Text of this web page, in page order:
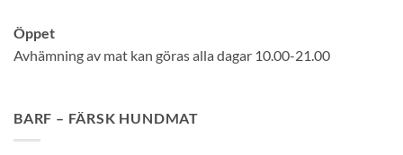
Öppet
Avhämning av mat kan göras alla dagar 10.00-21.00
BARF – FÄRSK HUNDMAT